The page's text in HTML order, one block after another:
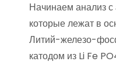
Начинаем анализ с
которые лежат в
Литий-железо-
катодом из Li Fe